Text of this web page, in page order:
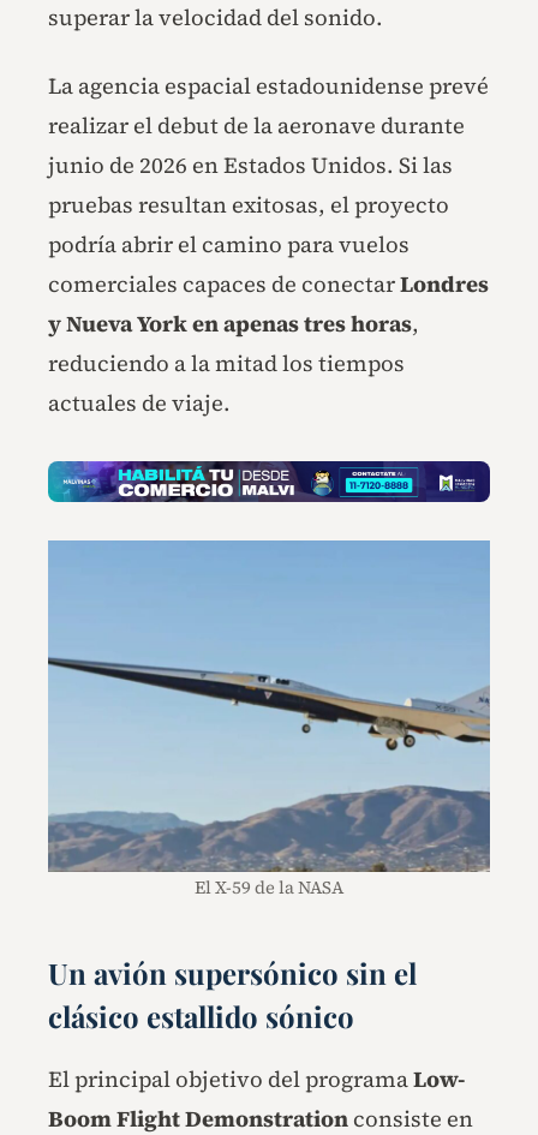
superar la velocidad del sonido.
La agencia espacial estadounidense prevé
realizar el debut de la aeronave durante
junio de 2026 en Estados Unidos. Si las
pruebas resultan exitosas, el proyecto
podría abrir el camino para vuelos
comerciales capaces de conectarLondres
y Nueva York en apenas tres horas,
reduciendo a la mitad los tiempos
actuales de viaje.
El X-59 de la NASA
Un avión supersónico sin el
clásico estallido sónico
El principal objetivo del programaLow-
Boom Flight Demonstration consiste en